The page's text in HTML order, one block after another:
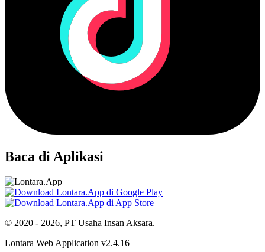
Baca di Aplikasi
© 2020 - 2026, PT Usaha Insan Aksara.
Lontara Web Application v2.4.16